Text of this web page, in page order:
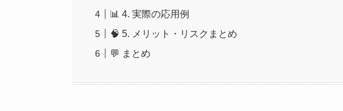
📊 4. 実際の応用例
🧠 5. メリット・リスクまとめ
💬 まとめ